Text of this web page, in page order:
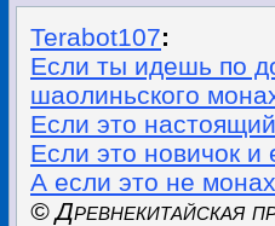
Terabot107:
Если ты идешь по
шаолиньского
Если это
Если это новичок и
А если это не
© Древнекитайская